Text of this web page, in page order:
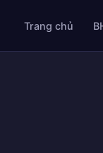
Trang chủ